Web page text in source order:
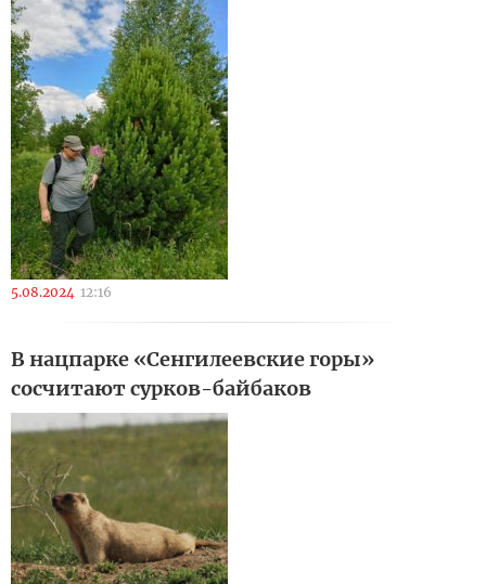
5.08.2024 12:16
В нацпарке «Сенгилеевские горы»
сосчитают сурков-байбаков